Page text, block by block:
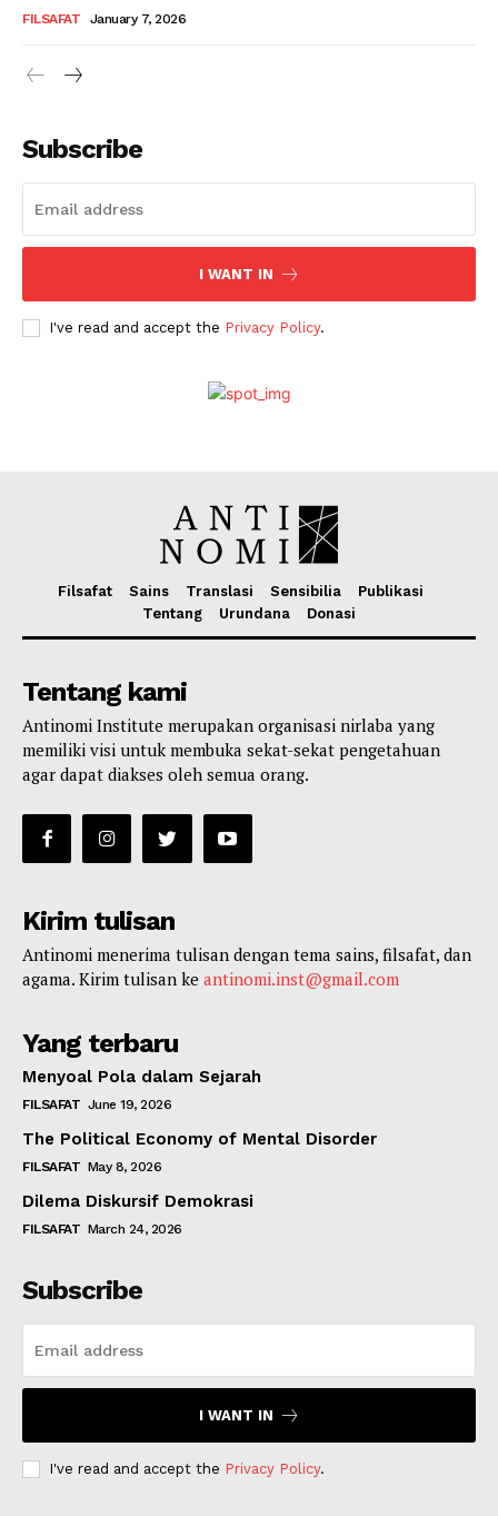
FILSAFAT January 7, 2026
Subscribe
I WANT IN
I've read and accept the Privacy Policy.
Filsafat Sains Translasi Sensibilia
Publikasi
Tentang
Urundana Donasi
Tentang kami
Antinomi Institute merupakan organisasi nirlaba yang
memiliki visi untuk membuka sekat-sekat pengetahuan
agar dapat diakses oleh semua orang.
Kirim tulisan
Antinomi menerima tulisan dengan tema sains, filsafat, dan
agama. Kirim tulisan ke antinomi.inst@gmail.com
Yang terbaru
Menyoal Pola dalam Sejarah
FILSAFAT June 19, 2026
The Political Economy of Mental Disorder
FILSAFAT May 8, 2026
Dilema Diskursif Demokrasi
FILSAFAT March 24, 2026
Subscribe
I WANT IN
I've read and accept the Privacy Policy.